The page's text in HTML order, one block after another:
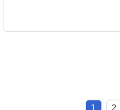
1 2